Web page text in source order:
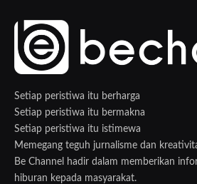
Setiap peristiwa itu berharga
Setiap peristiwa itu bermakna
Setiap peristiwa itu istimewa
Memegang teguh jurnalisme dan
Be Channel hadir dalam memberikan
hiburan kepada masyarakat.